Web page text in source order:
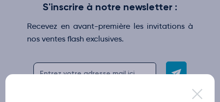
S'inscrire à notre newsletter :
Recevez en avant-première les invitations à
nos ventes flash exclusives.